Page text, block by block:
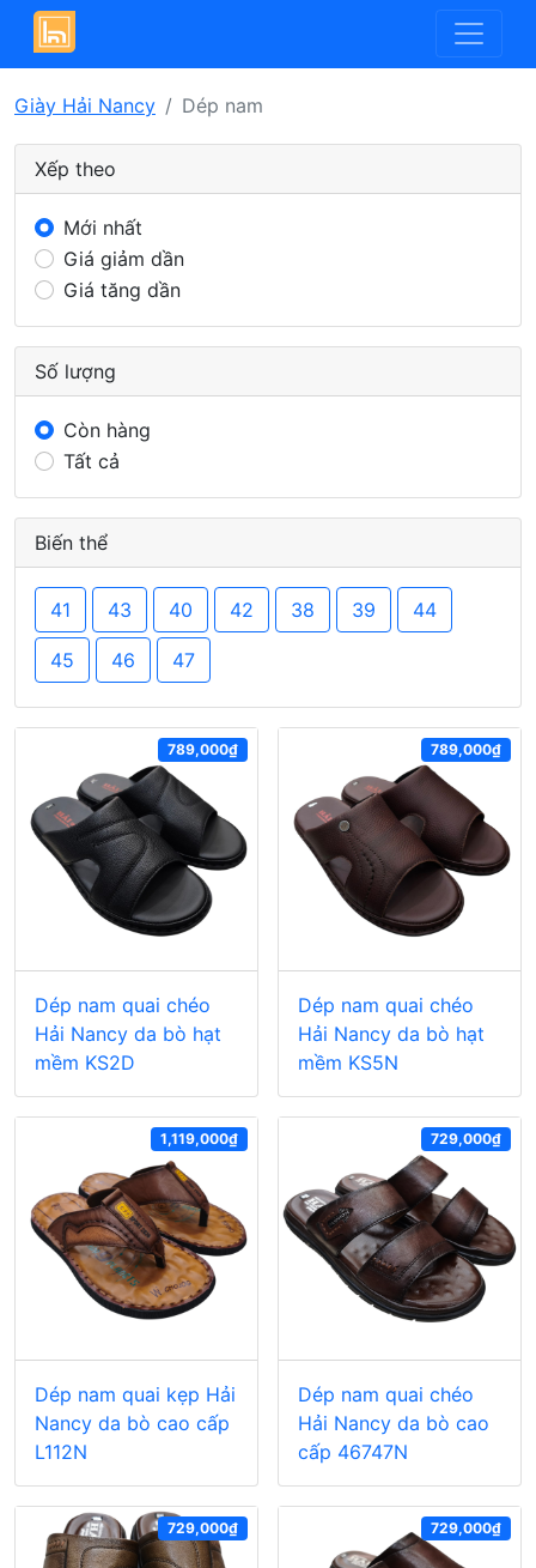
Giày Hải Nancy Dép nam
Xếp theo
Mới nhất
Giá giảm dần
Giá tăng dần
Số lượng
Còn hàng
Tất cả
Biến thể
41 43 40 42 38 39 44
45 46 47
789,000₫
Dép nam quai chéo
Hải Nancy da bò hạt
mềm KS2D
789,000₫
Dép nam quai chéo
Hải Nancy da bò hạt
mềm KS5N
1,119,000₫
Dép nam quai kẹp Hải
Nancy da bò cao cấp
L112N
729,000₫
Dép nam quai chéo
Hải Nancy da bò cao
cấp 46747N
729,000₫ 729,000₫